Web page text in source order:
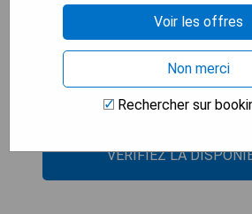
- Ambiance paisible grâce aux
- Chambres confortables
- Cuisine commune pratique pour
VÉRIFIEZ LA
Voir les offres
Non merci
Rechercher sur